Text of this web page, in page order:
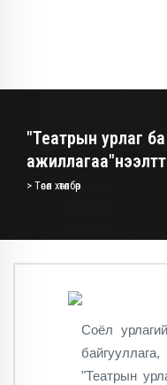
"Театрын урлаг
> Төсөл хөтөлбөр
Соёл
"Театрын